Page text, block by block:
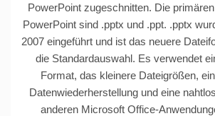
PowerPoint zugeschnitten. Die
PowerPoint sind .pptx und .ppt. .pptx
2007 eingeführt und ist das neuere
die Standardauswahl. Es verwendet
Format, das kleinere Dateigrößen,
Datenwiederherstellung und eine
anderen Microsoft Office-